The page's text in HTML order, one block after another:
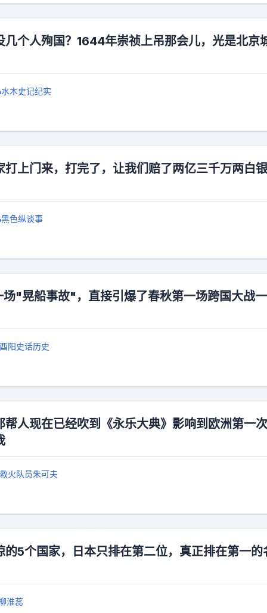
几个人殉国？1644年崇祯上吊那会儿，光是北京
水木史记纪实
打上门来，打完了，让我们赔了两亿三千万两白
黑色纵谈事
"晃船事故"，直接引爆了春秋第一场跨国大战
酉阳史话历史
帮人现在已经吹到《永乐大典》影响到欧洲第一
救火队员朱可夫
的5个国家，日本只排在第二位，真正排在第一的
淮蕊